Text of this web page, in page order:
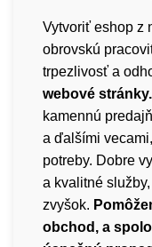
Vytvoriť eshop z
obrovskú
trpezlivosť a
webové stránky.
kamennú
a ďalšími
potreby. Dobre
a kvalitné
zvyšok.
obchod, a